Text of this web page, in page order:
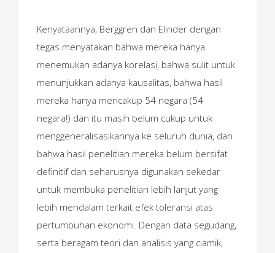
Kenyataannya, Berggren dan Elinder dengan
tegas menyatakan bahwa mereka hanya
menemukan adanya korelasi, bahwa sulit untuk
menunjukkan adanya kausalitas, bahwa hasil
mereka hanya mencakup 54 negara (54
negara!) dan itu masih belum cukup untuk
menggeneralisasikannya ke seluruh dunia, dan
bahwa hasil penelitian mereka belum bersifat
definitif dan seharusnya digunakan sekedar
untuk membuka penelitian lebih lanjut yang
lebih mendalam terkait efek toleransi atas
pertumbuhan ekonomi. Dengan data segudang,
serta beragam teori dan analisis yang ciamik,